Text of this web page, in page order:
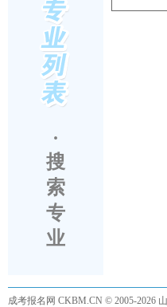
·
搜
索
专
业
成考报名网 CKBM.CN © 2005-2026